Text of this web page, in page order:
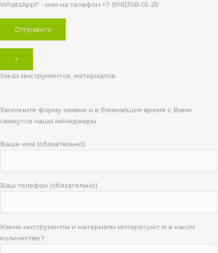
WhatsApp!" - или на телефон +7 (918)358-01-29
×
Заказ инструментов, материалов
Заполните форму заявки и в ближайшее время с Вами
свяжутся наши менеджеры
Ваше имя (обязательно)
Ваш телефон (обязательно)
Какие инструменты и материалы интересуют и в каком
количестве?